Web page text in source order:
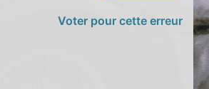
Voter pour cette erreur